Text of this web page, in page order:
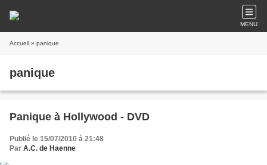
MENU
Accueil » panique
panique
Panique à Hollywood - DVD
Publié le 15/07/2010 à 21:48
Par A.C. de Haenne